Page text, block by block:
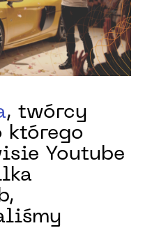
, twórcy
którego
Youtube